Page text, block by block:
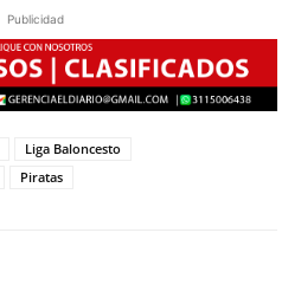
Publicidad
Liga Baloncesto
Piratas